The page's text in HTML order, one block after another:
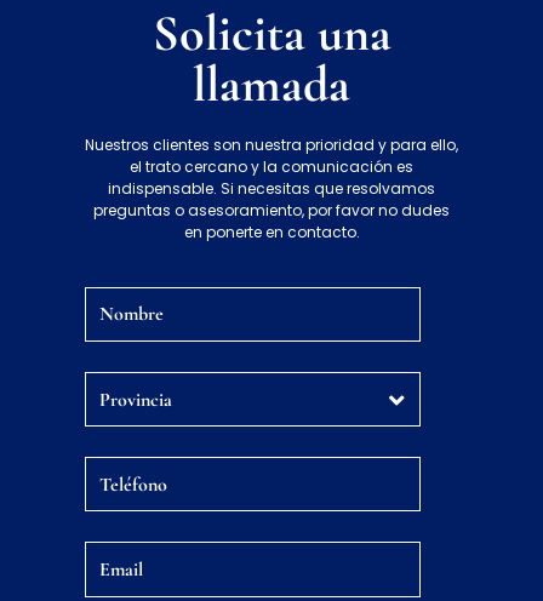
Solicita una
llamada
Nuestros clientes son nuestra prioridad y para ello,
el trato cercano y la comunicación es
indispensable. Si necesitas que resolvamos
preguntas o asesoramiento, por favor no dudes
en ponerte en contacto.